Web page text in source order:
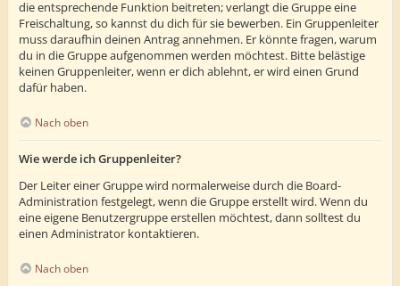
die entsprechende Funktion beitreten; verlangt die Gruppe eine
Freischaltung, so kannst du dich für sie bewerben. Ein Gruppenleiter
muss daraufhin deinen Antrag annehmen. Er könnte fragen, warum
du in die Gruppe aufgenommen werden möchtest. Bitte belästige
keinen Gruppenleiter, wenn er dich ablehnt, er wird einen Grund
dafür haben.
Nach oben
Wie werde ich Gruppenleiter?
Der Leiter einer Gruppe wird normalerweise durch die Board-
Administration festgelegt, wenn die Gruppe erstellt wird. Wenn du
eine eigene Benutzergruppe erstellen möchtest, dann solltest du
einen Administrator kontaktieren.
Nach oben